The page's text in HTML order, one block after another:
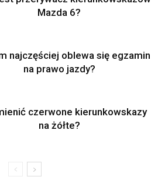
Mazda 6?
najczęściej oblewa się egzamin
na prawo jazdy?
czerwone kierunkowskazy
na żółte?